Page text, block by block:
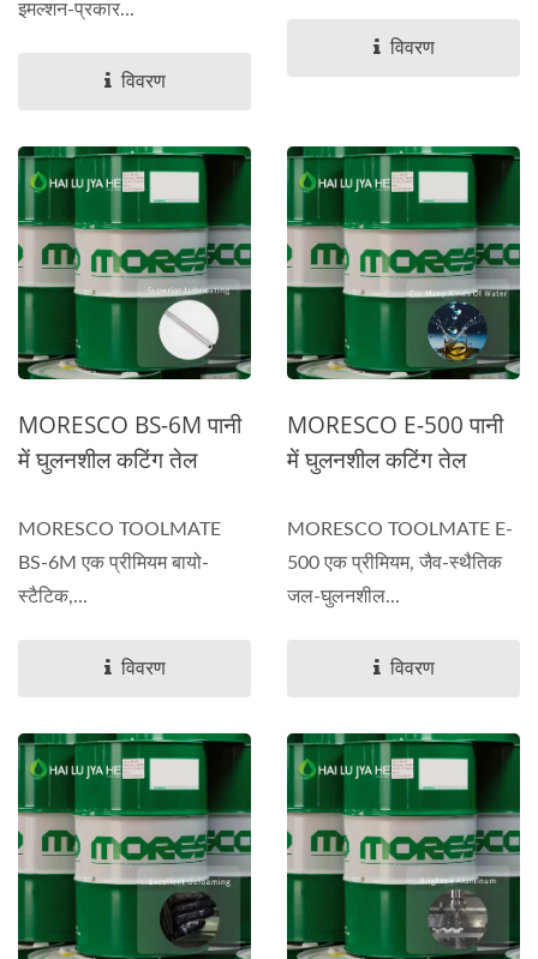
इमल्शन-प्रकार...
विवरण
विवरण
MORESCO BS-6M पानी
में घुलनशील कटिंग तेल
MORESCO TOOLMATE
BS-6M एक प्रीमियम बायो-
स्टैटिक,...
विवरण
MORESCO E-500 पानी
में घुलनशील कटिंग तेल
MORESCO TOOLMATE E-
500 एक प्रीमियम, जैव-स्थैतिक
जल-घुलनशील...
विवरण